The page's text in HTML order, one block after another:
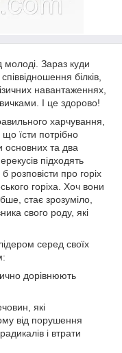
Зараз куди
білків,
навантаженнях,
І це здорово!
харчування,
їсти потрібно
основних та два
підходять
розповісти про горіх
горіха. Хоч вони
стає зрозуміло,
свого роду, які
серед своїх
дорівнюють
які
від порушення
і втрати